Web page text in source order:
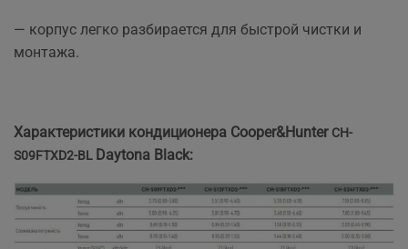
— корпус легко разбирается для быстрой чистки и
монтажа.
Характеристики кондиционера Cooper&Hunter CH-
S09FTXD2-BL Daytona Black: